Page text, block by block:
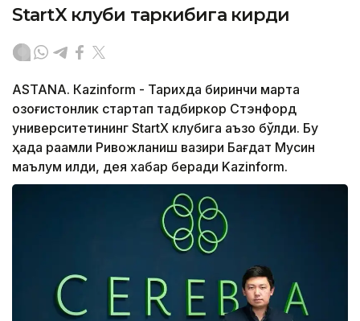
StartX клуби таркибига кирди
ASTANА. Кazinform - Тарихда биринчи марта
қозоғистонлик стартап тадбиркор Стэнфорд
университетининг StartX клубига аъзо бўлди. Бу
ҳақда рақамли Ривожланиш вазири Бағдат Мусин
маълум қилди, дея хабар беради Kazinform.